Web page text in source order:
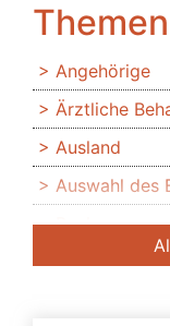
Themen
Angehörige
Ärztliche
Ausland
Auswahl des
Banken
Bedingte